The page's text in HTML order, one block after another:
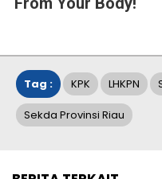
Sekda Provinsi Riau
BERITA TERKAIT
Kamis, 30 Oktober 2025 - 22:11 WIB
BPIH 2026 Ditetapkan